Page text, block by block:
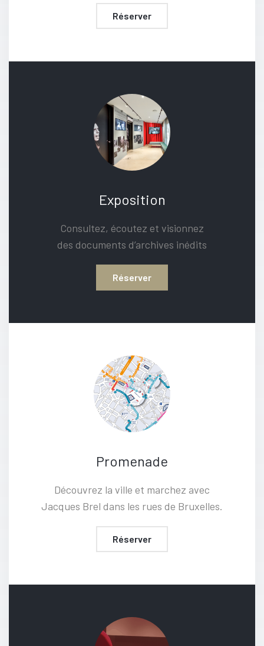
Réserver
Exposition
Consultez, écoutez et visionnez
des documents d’archives inédits
Réserver
Promenade
Découvrez la ville et marchez avec
Jacques Brel dans les rues de Bruxelles.
Réserver